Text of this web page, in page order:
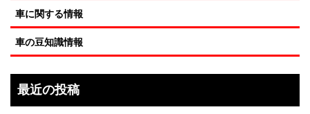
車に関する情報
車の豆知識情報
最近の投稿